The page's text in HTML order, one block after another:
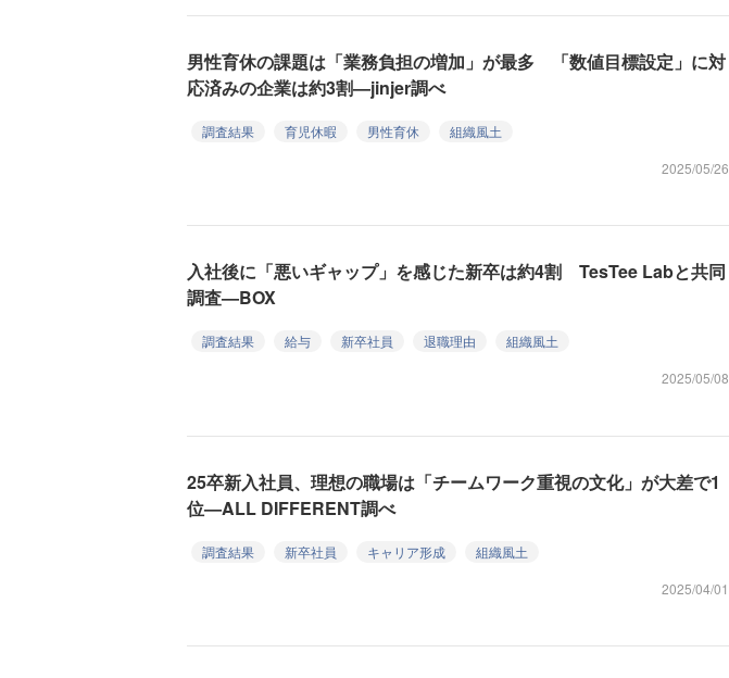
男性育休の課題は「業務負担の増加」が最多 「数値目標設定」に対
応済みの企業は約3割—jinjer調べ
調査結果 育児休暇 男性育休
組織風土
2025/05/26
入社後に「悪いギャップ」を感じた新卒は約4割 TesTee Labと共同
調査—BOX
調査結果 給与 新卒社員 退職理由
組織風土
2025/05/08
25卒新入社員、理想の職場は「チームワーク重視の文化」が大差で1
位—ALL DIFFERENT調べ
調査結果 新卒社員 キャリア形成
組織風土
2025/04/01